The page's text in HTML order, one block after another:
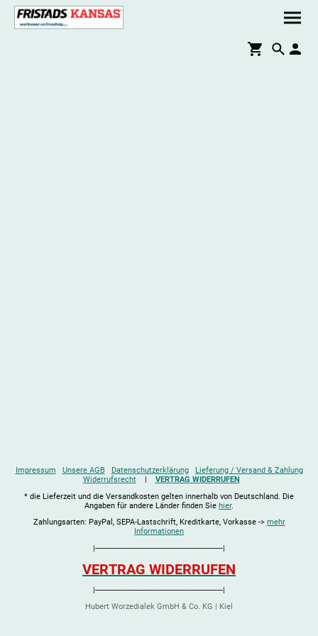
Impressum Unsere AGB Datenschutzerklärung
Lieferung / Versand & Zahlung
Widerrufsrecht| VERTRAG WIDERRUFEN
* die Lieferzeit und die Versandkosten gelten innerhalb von Deutschland. Die
Angaben für andere Länder finden Sie hier.
Zahlungsarten: PayPal, SEPA-Lastschrift, Kreditkarte, Vorkasse -> mehr
Informationen
|------------------------------------------------------------|
VERTRAG WIDERRUFEN
|------------------------------------------------------------|
Hubert Worzedialek GmbH & Co. KG | Kiel